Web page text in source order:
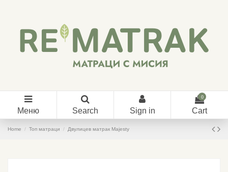
Меню Search Sign in
0
Cart
Home Топ матраци Двулицев матрак Majesty